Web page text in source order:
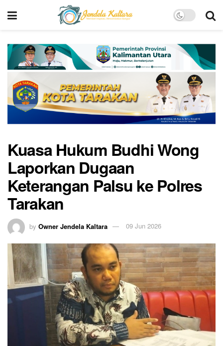
Kuasa Hukum Budhi Wong
Laporkan Dugaan
Keterangan Palsu ke Polres
Tarakan
by Owner Jendela Kaltara 09 Jun 2026